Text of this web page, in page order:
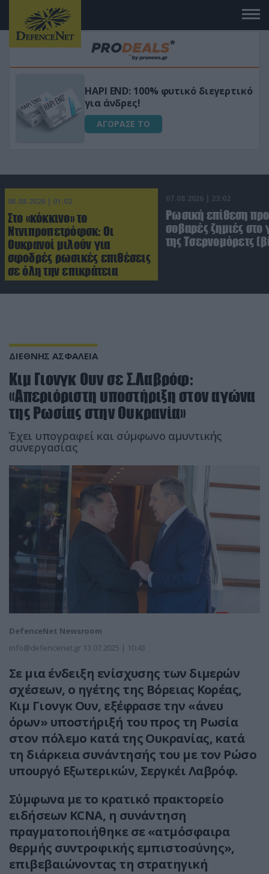
Μεταμόρφωσε τον κήπο σου με το
Ultra Box Μίνι Αλυσοπρίονο με
μπαταρία λιθίου
ΑΓΟΡΑΣΕ ΤΟ
08.08.2026 | 01:02
Στο «κόκκινο» το
Ντνιπροπετρόφσκ: Οι
Ουκρανοί μιλούν για
σφοδρές ρωσικές επιθέσεις
σε όλη την επικράτεια
07.08.2026 | 23:02
Ρωσική επίθεση
σοβαρές ζημιές στο
της Τσερνομόρετς
ΔΙΕΘΝΗΣ ΑΣΦΑΛΕΙΑ
Κιμ Γιονγκ Ουν σε Σ.Λαβρόφ:
«Απεριόριστη υποστήριξη στον αγώνα
της Ρωσίας στην Ουκρανία»
Έχει υπογραφεί και σύμφωνο αμυντικής
συνεργασίας
DefenceNet Newsroom
info@defencenet.gr 13.07.2025 | 10:43
Σε μια ένδειξη ενίσχυσης των διμερών
σχέσεων, ο ηγέτης της Βόρειας Κορέας,
Κιμ Γιονγκ Ουν, εξέφρασε την «άνευ
όρων» υποστήριξή του προς τη Ρωσία
στον πόλεμο κατά της Ουκρανίας, κατά
τη διάρκεια συνάντησής του με τον Ρώσο
υπουργό Εξωτερικών, Σεργκέι Λαβρόφ.
Σύμφωνα με το κρατικό πρακτορείο
ειδήσεων KCNA, η συνάντηση
πραγματοποιήθηκε σε «ατμόσφαιρα
θερμής συντροφικής εμπιστοσύνης»,
επιβεβαιώνοντας τη στρατηγική